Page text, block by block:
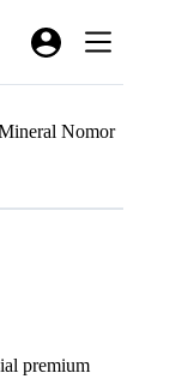
Nomor
premium